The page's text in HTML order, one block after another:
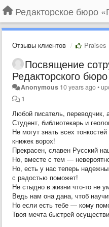
Отзывы клиентов Praises
Посвящение
Редакторского
Anonymous 10 years ago•
1
Любой писатель, переводчик,
Студент, библиотекарь и
Не могут знать всех
книжек ворох!
Прекрасен, славен Русский
Но, вместе с тем —
Но, есть у нас теперь
с радостью поможет!
Не стыдно в жизни что-то не
Ведь нам она дана, чтоб
Но если есть тебе — кому
Твоя мечта быстрей